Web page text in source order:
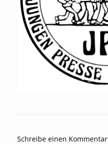
Schreibe einen Kommentar